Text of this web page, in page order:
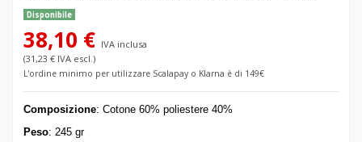
Disponibile
38,10 € IVA inclusa
(31,23 € IVA escl.)
L'ordine minimo per utilizzare Scalapay o Klarna è di 149€
Composizione: Cotone 60% poliestere 40%
Peso: 245 gr